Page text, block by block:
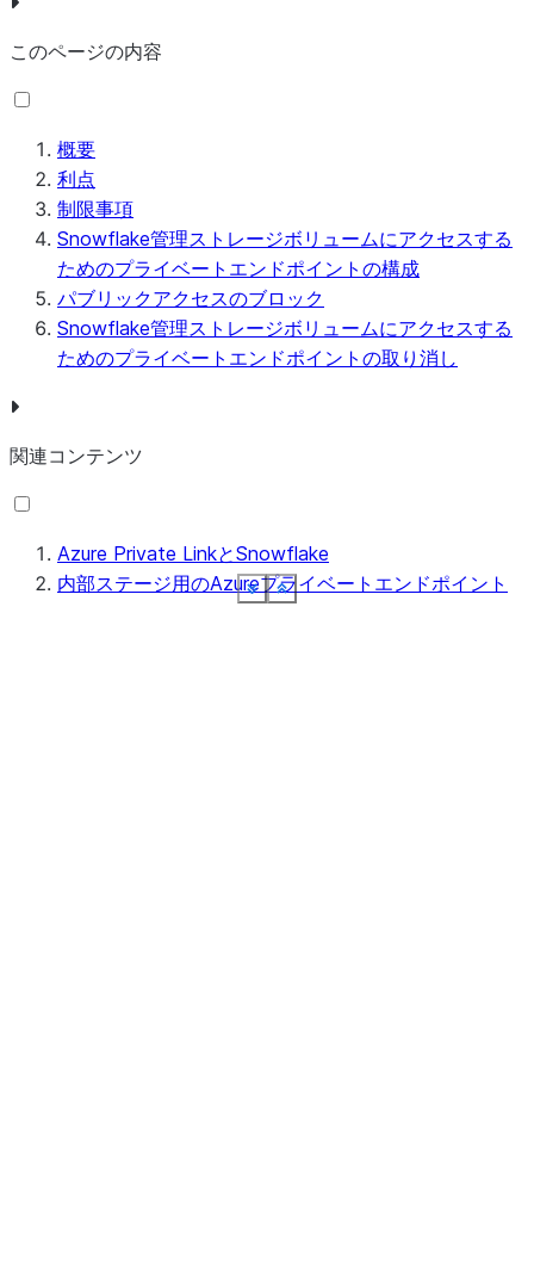
Show less
See more
Show less
See more
Show less
See more
Show less
See more
Show less
See more
Show less
See more
Show less
See more
Show less
See more
このページの内容
概要
利点
制限事項
Snowflake管理ストレージボリュームにアクセスする
ためのプライベートエンドポイントの構成
パブリックアクセスのブロック
Snowflake管理ストレージボリュームにアクセスする
ためのプライベートエンドポイントの取り消し
関連コンテンツ
Azure Private LinkとSnowflake
内部ステージ用のAzureプライベートエンドポイント